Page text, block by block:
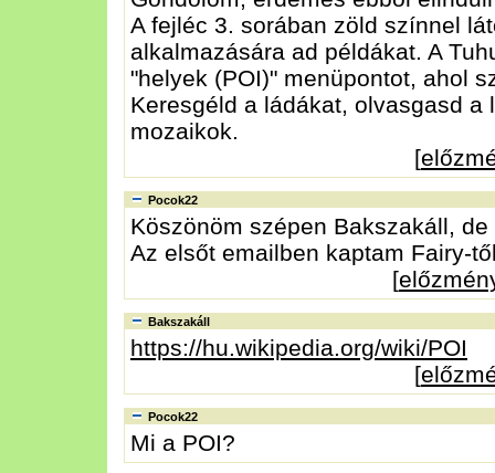
A fejléc 3. sorában zöld színnel
alkalmazására ad példákat. A
"helyek (POI)" menüpontot, ahol
Keresgéld a ládákat, olvasgasd
mozaikok.
[
Pocok22
Köszönöm szépen Bakszakáll,
Az elsőt emailben kaptam Fairy-
[
Bakszakáll
https://hu.wikipedia.org/wiki/POI
[
Pocok22
Mi a POI?